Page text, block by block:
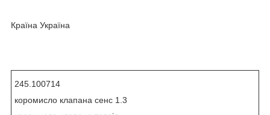
Країна Україна
245.100714
коромисло клапана сенс 1.3